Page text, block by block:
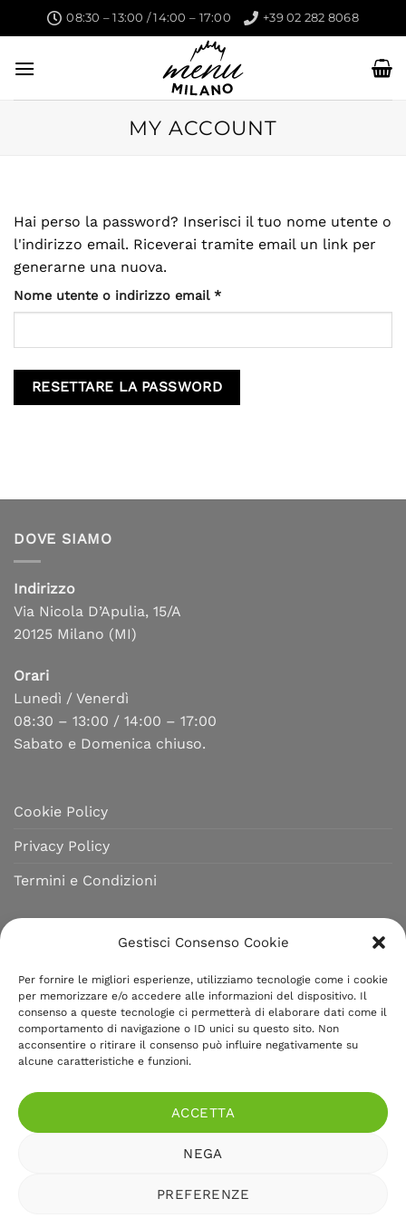
Gestisci Consenso Cookie
Per fornire le migliori esperienze, utilizziamo tecnologie come i cookie
per memorizzare e/o accedere alle informazioni del dispositivo. Il
consenso a queste tecnologie ci permetterà di elaborare dati come il
comportamento di navigazione o ID unici su questo sito. Non
acconsentire o ritirare il consenso può influire negativamente su
alcune caratteristiche e funzioni.
ACCETTA
NEGA
PREFERENZE
to
08:30 – 13:00 / 14:00 – 17:00 +39 02 282 8068
MY ACCOUNT
Hai perso la password? Inserisci il tuo nome utente o
l'indirizzo email. Riceverai tramite email un link per
generarne una nuova.
Nome utente o indirizzo email *Richiesto
RESETTARE LA PASSWORD
DOVE SIAMO
Indirizzo
Via Nicola D’Apulia, 15/A
20125 Milano (MI)
Orari
Lunedì / Venerdì
08:30 – 13:00 / 14:00 – 17:00
Sabato e Domenica chiuso.
Cookie Policy
Privacy Policy
Termini e Condizioni
Menu Milano è un marchio di Fototecnica Garufi,
azienda presente sul mercato italiano ed estero da
oltre 40 anni. Produce articoli cartotecnici per il
settore food garantendo qualità e finiture artigianali.
Partita IVA e C.F.: 02531770150